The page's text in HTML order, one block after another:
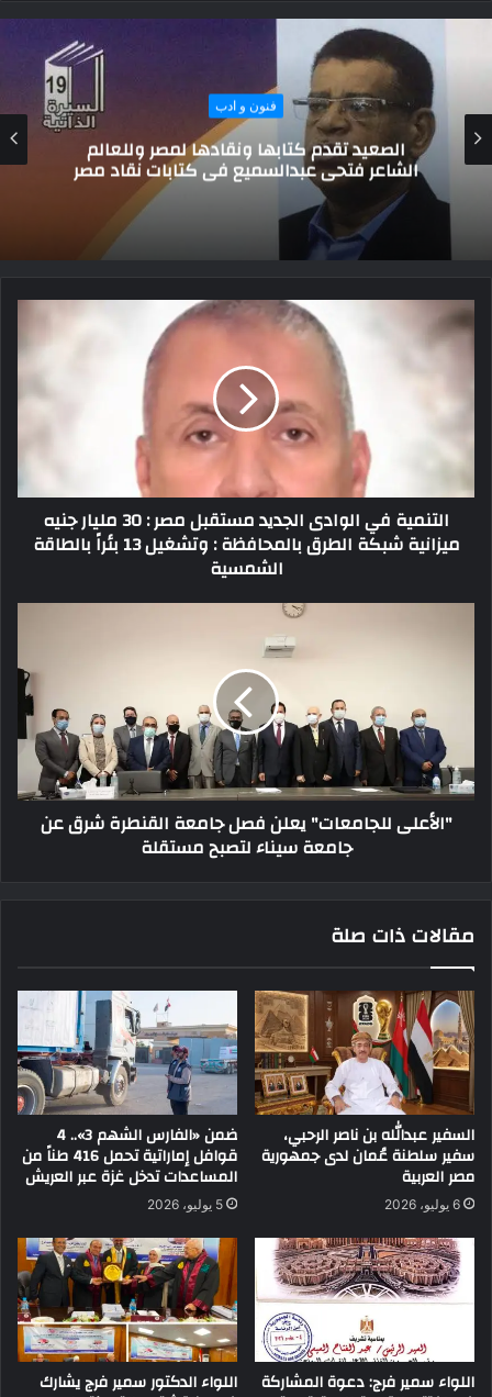
أهم الاخبار
الدكتور علي مصيلحي وزير التموين بزيارة رسمية
لتوقيع حزمة اتفاقيات تعاون مع فرنسا
التنمية في الوادى الجديد مستقبل مصر : 30 مليار جنيه
ميزانية شبكة الطرق بالمحافظة : وتشغيل 13 بئراً بالطاقة
الشمسية
"الأعلى للجامعات" يعلن فصل جامعة القنطرة شرق عن
جامعة سيناء لتصبح مستقلة
مقالات ذات صلة
السفير عبدالله بن ناصر الرحبي،
سفير سلطنة عُمان لدى جمهورية
مصر العربية
6 يوليو، 2026
ضمن «الفارس الشهم 3».. 4
قوافل إماراتية تحمل 416 طناً من
المساعدات تدخل غزة عبر العريش
5 يوليو، 2026
اللواء سمير فرج: دعوة المشاركة اللواء الدكتور سمير فرج يشارك